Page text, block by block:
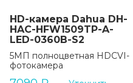
HD-камера Dahua DH-
HAC-HFW1509TP-A-
LED-0360B-S2
5МП полноцветная HDCVI-
фотокамера